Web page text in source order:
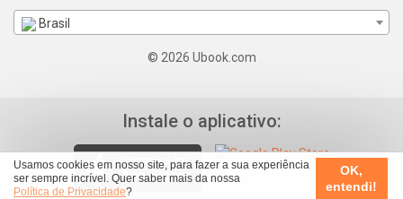
Usamos cookies em nosso site, para fazer a sua experiência
ser sempre incrível. Quer saber mais da nossa
Política de Privacidade?
OK,
entendi!
Brasil
© 2026 Ubook.com
Instale o aplicativo: